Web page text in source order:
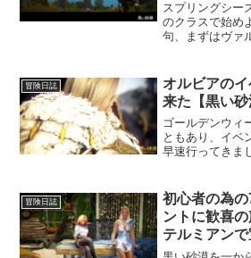
スプリングシー
のクラスで始め
句、まずはヴァ
ました。シーズ
とかを一通り
でプガルの秒時
す。なんせ釣り
冒険日誌
オルビアの
来た【黒い砂
ゴールデンウィ
ともあり、イベ
早速行ってきま
ニエからの依頼
でとっとと終
もちょうどいい
冒険日誌
初心者の為
ントに歓喜の
テルミアン
嫌！【黒い